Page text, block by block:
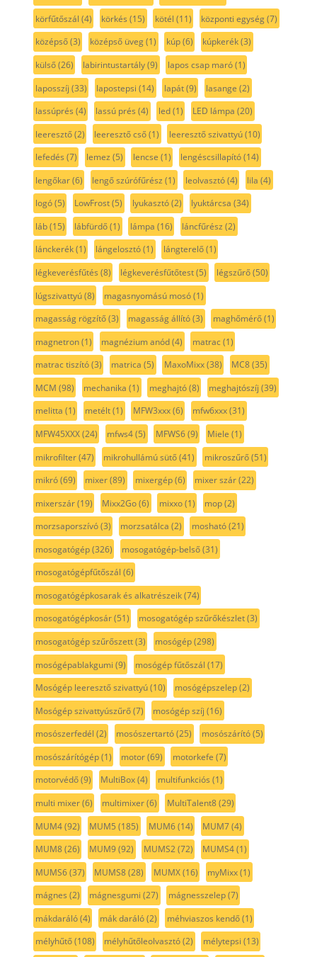
körfűtőszál (4) körkés (15) kötél (11) központi egység(7)
középső(3) középső üveg(1) kúp(6) kúpkerék(3)
külső(26) labirintustartály(9) lapos csap maró(1)
laposszíj (33) lapostepsi (14) lapát(9) lasange (2)
lassúprés (4) lassú prés (4) led(1) LED lámpa (20)
leeresztő(2) leeresztő cső(1) leeresztő szivattyú(10)
lefedés (7) lemez (5) lencse (1) lengéscsillapító(14)
lengőkar(6) lengő szúrófűrész (1) leolvasztó(4) lila (4)
logó(5) LowFrost(5) lyukasztó(2) lyuktárcsa (34)
láb(15) lábfürdő(1) lámpa (16) láncfűrész (2)
lánckerék(1) lángelosztó(1) lángterelő(1)
légkeverésfűtés (8) légkeverésfűtőtest(5) légszűrő(50)
lúgszivattyú(8) magasnyomású mosó(1)
magasság rögzítő(3) magasság állító(3) maghőmérő(1)
magnetron(1) magnézium anód(4) matrac(1)
matrac tiszító(3) matrica (5) MaxoMixx(38) MC8(35)
MCM (98) mechanika (1) meghajtó(8) meghajtószíj (39)
melitta (1) metélt(1) MFW3xxx(6) mfw6xxx(31)
MFW45XXX(24) mfws4(5) MFWS6(9) Miele (1)
mikrofilter(47) mikrohullámú sütő(41) mikroszűrő(51)
mikró(69) mixer(89) mixergép(6) mixer szár(22)
mixerszár(19) Mixx2Go(6) mixxo(1) mop(2)
morzsaporszívó(3) morzsatálca (2) mosható(21)
mosogatógép(326) mosogatógép-belső(31)
mosogatógépfűtőszál (6)
mosogatógépkosarak és alkatrészeik(74)
mosogatógépkosár(51) mosogatógép szűrőkészlet(3)
mosogatógép szűrőszett(3) mosógép(298)
mosógépablakgumi (9) mosógép fűtőszál (17)
Mosógép leeresztő szivattyú(10) mosógépszelep(2)
Mosógép szivattyúszűrő(7) mosógép szíj (16)
mosószerfedél (2) mosószertartó(25) mosószárító(5)
mosószárítógép(1) motor(69) motorkefe (7)
motorvédő(9) MultiBox(4) multifunkciós (1)
multi mixer(6) multimixer(6) MultiTalent8(29)
MUM4(92) MUM5 (185) MUM6(14) MUM7(4)
MUM8(26) MUM9(92) MUMS2(72) MUMS4(1)
MUMS6(37) MUMS8(28) MUMX(16) myMixx(1)
mágnes (2) mágnesgumi (27) mágnesszelep(7)
mákdaráló(4) mák daráló(2) méhviaszos kendő(1)
mélyhűtő(108) mélyhűtőleolvasztó(2) mélytepsi (13)